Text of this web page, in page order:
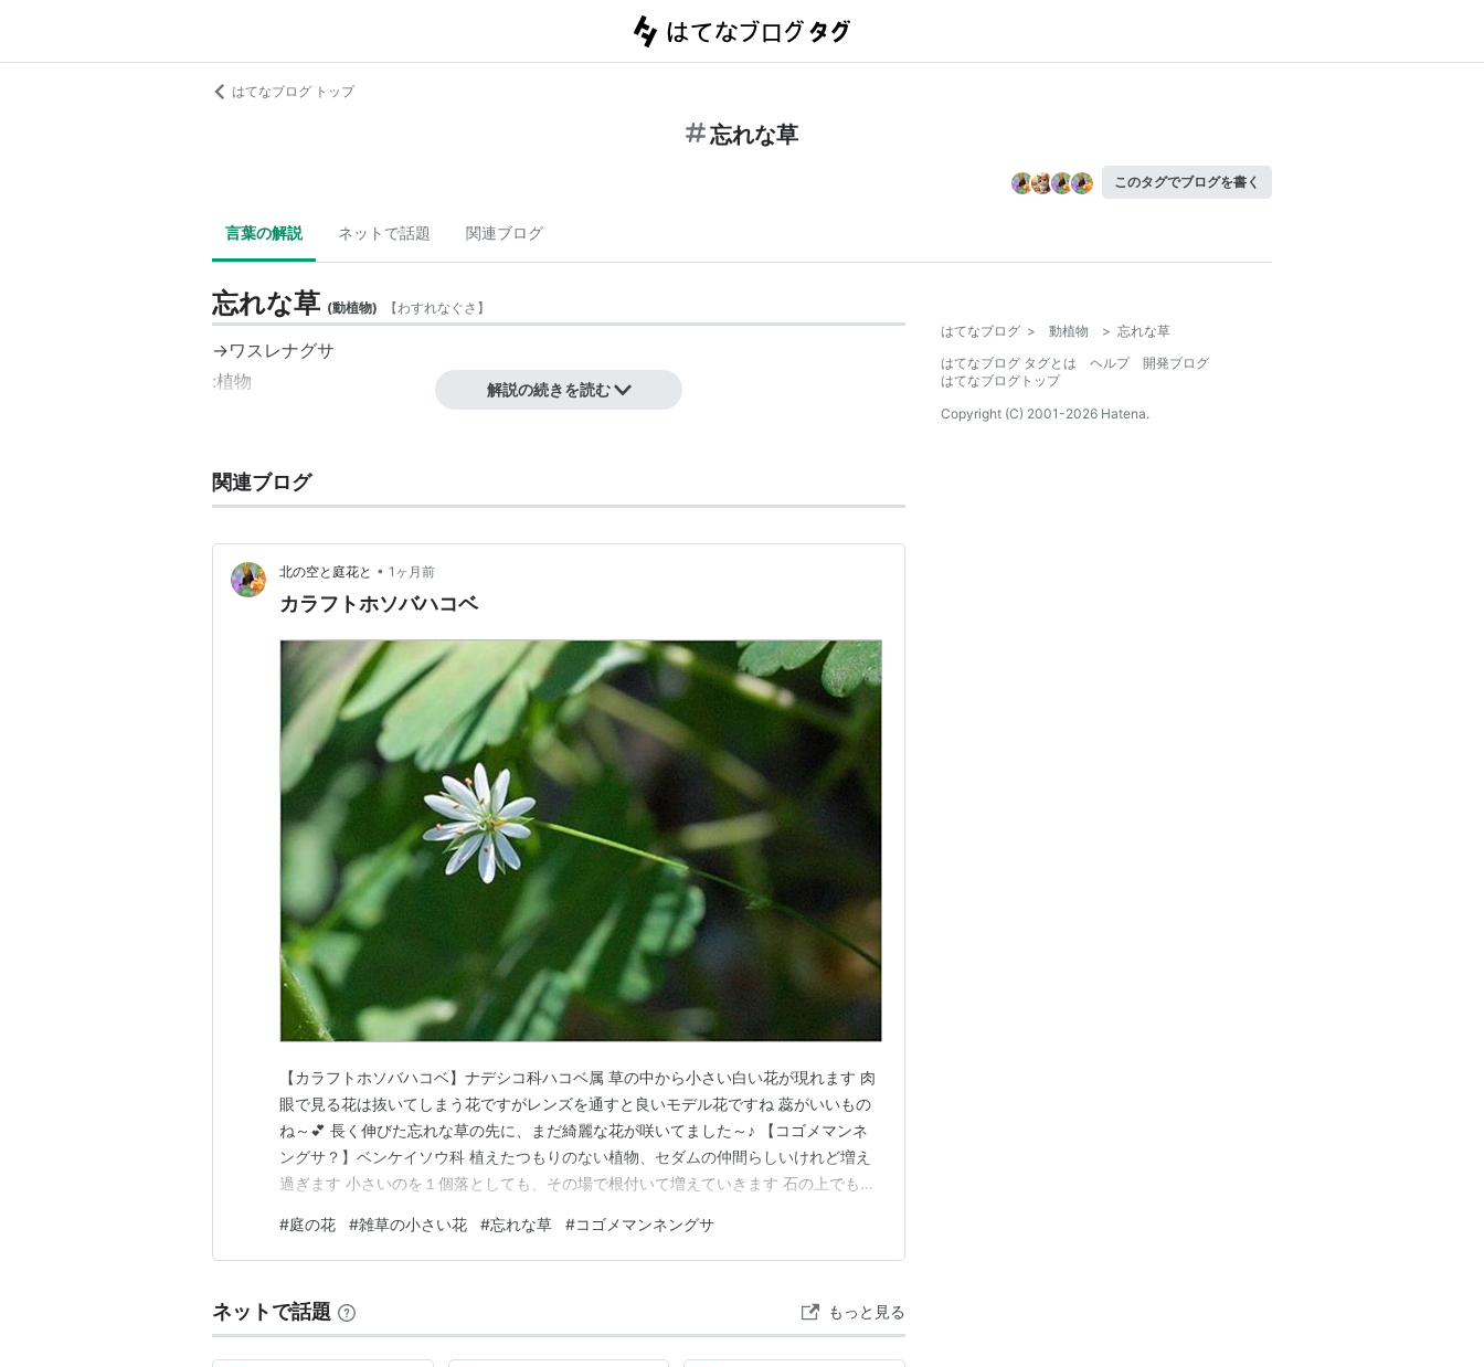
はてなブログ トップ
忘れな草
このタグでブログを書く
言葉の解説 ネットで話題 関連ブログ
忘れな草 (動植物) 【わすれなぐさ 】
→ワスレナグサ
:植物
解説の続きを読む
関連ブログ
北の空と庭花と • 1ヶ月前
カラフトホソバハコベ
【カラフトホソバハコベ】ナデシコ科ハコベ属 草の中から小さい白い花が現れます 肉
眼で見る花は抜いてしまう花ですがレンズを通すと良いモデル花ですね 蕊がいいもの
ね～💕 長く伸びた忘れな草の先に、まだ綺麗な花が咲いてました～♪ 【コゴメマンネ
ングサ？】ベンケイソウ科 植えたつもりのない植物、セダムの仲間らしいけれど増え
過ぎます 小さいのを１個落としても、その場で根付いて増えていきます 石の上でも根
ンキング参加中みんなの花図鑑 ランキング参加中高山植物、山野草、草花が好き
#庭の花 #雑草の小さい花 #忘れな草 #コゴメマンネングサ
ネットで話題 もっと見る
はてなブログ > 動植物 > 忘れな草
はてなブログ タグとは
ヘルプ
開発ブログ
はてなブログトップ
Copyright (C) 2001-2026 Hatena.